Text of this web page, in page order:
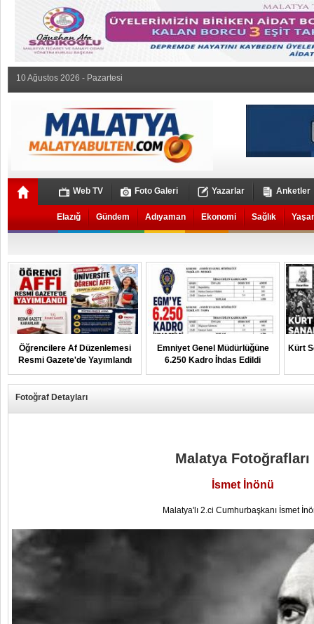
10 Ağustos 2026 - Pazartesi
Web TV Foto Galeri Yazarlar Anketler
Elazığ Gündem Adıyaman Ekonomi Sağlık
Öğrencilere Af Düzenlemesi
Resmi Gazete'de Yayımlandı
Emniyet Genel Müdürlüğüne
6.250 Kadro İhdas Edildi
Kürt
Fotoğraf Detayları
Malatya Fotoğrafları
İsmet İnönü
Malatya'lı 2.ci Cumhurbaşkanı İsmet